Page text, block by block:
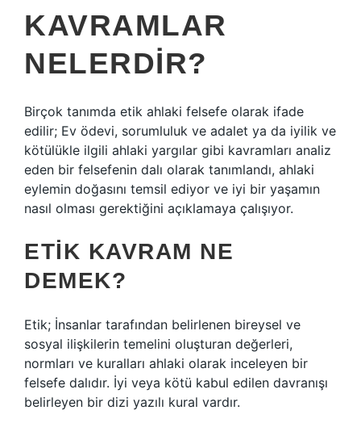
KAVRAMLAR
NELERDIR?
Birçok tanımda etik ahlaki felsefe olarak ifade
edilir; Ev ödevi, sorumluluk ve adalet ya da iyilik ve
kötülükle ilgili ahlaki yargılar gibi kavramları analiz
eden bir felsefenin dalı olarak tanımlandı, ahlaki
eylemin doğasını temsil ediyor ve iyi bir yaşamın
nasıl olması gerektiğini açıklamaya çalışıyor.
ETIK KAVRAM NE
DEMEK?
Etik; İnsanlar tarafından belirlenen bireysel ve
sosyal ilişkilerin temelini oluşturan değerleri,
normları ve kuralları ahlaki olarak inceleyen bir
felsefe dalıdır. İyi veya kötü kabul edilen davranışı
belirleyen bir dizi yazılı kural vardır.